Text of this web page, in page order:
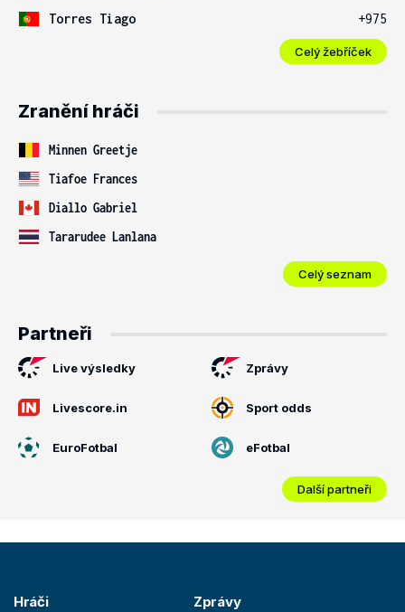
Torres Tiago
+975
Celý žebříček
Zranění hráči
Minnen Greetje
Tiafoe Frances
Diallo Gabriel
Tararudee Lanlana
Celý seznam
Partneři
Live výsledky Zprávy
Livescore.in Sport odds
EuroFotbal eFotbal
Další partneři
Hráči Zprávy